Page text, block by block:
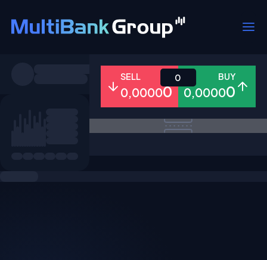
Todo Forex Metales
SELL
0,00000
BUY
0,00000
0